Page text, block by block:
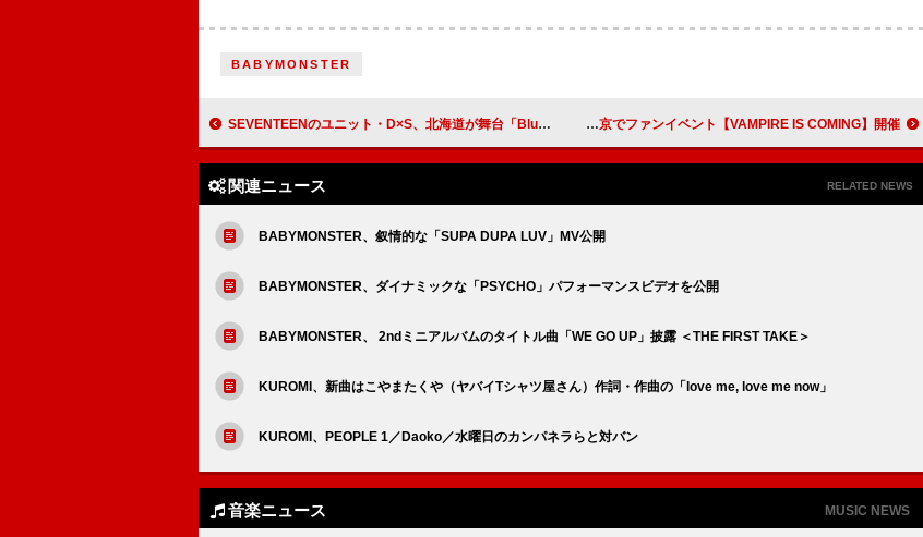
BABYMONSTER
SEVENTEENのユニット・D×S、北海道が舞台「Blue」MVで“すれ違う愛の速度”に苦しむ男性を演じる ENHYPEN、東京でファンイベント【VAMPIRE IS COMING】開催
関連ニュース RELATED NEWS
BABYMONSTER、叙情的な「SUPA DUPA LUV」MV公開
BABYMONSTER、ダイナミックな「PSYCHO」パフォーマンスビデオを公開
BABYMONSTER、 2ndミニアルバムのタイトル曲「WE GO UP」披露 ＜THE FIRST TAKE＞
KUROMI、新曲はこやまたくや（ヤバイTシャツ屋さん）作詞・作曲の「love me, love me now」
KUROMI、PEOPLE 1／Daoko／水曜日のカンパネラらと対バン
音楽ニュース MUSIC NEWS